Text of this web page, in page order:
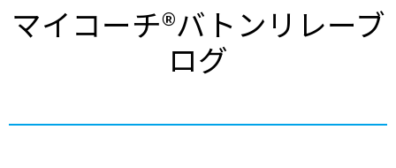
マイコーチ®バトンリレーブ
ログ